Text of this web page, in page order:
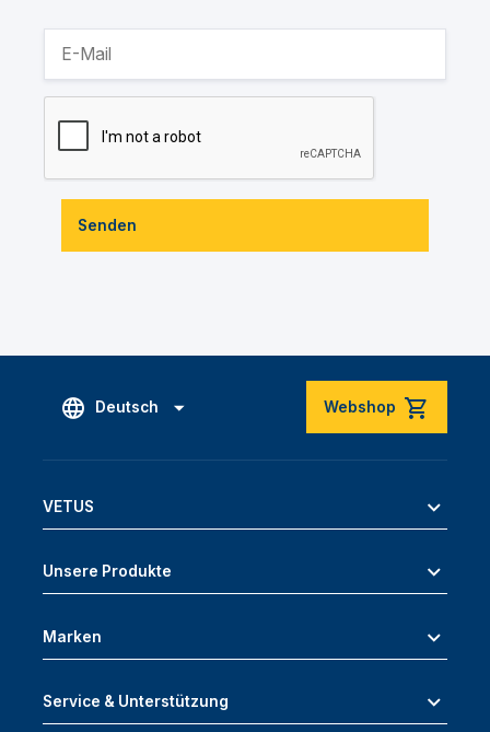
Senden
Deutsch Webshop
VETUS
Unsere Produkte
Marken
Service & Unterstützung